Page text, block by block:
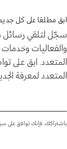
ابق مطلعًا على كل جديد
سجّل لتلقي رسائل
والفعاليات وخدمات
المتعدد. ابق على
المتعدد لمعرفة
باشتراكك، فإنك توافق على